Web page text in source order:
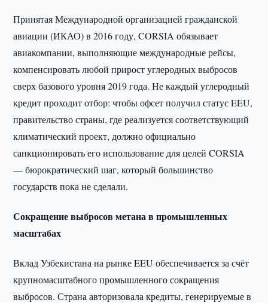
Принятая Международной организацией гражданской
авиации (ИКАО) в 2016 году, CORSIA обязывает
авиакомпании, выполняющие международные рейсы,
компенсировать любой прирост углеродных выбросов
сверх базового уровня 2019 года. Не каждый углеродный
кредит проходит отбор: чтобы офсет получил статус EEU,
правительство страны, где реализуется соответствующий
климатический проект, должно официально
санкционировать его использование для целей CORSIA
— бюрократический шаг, который большинство
государств пока не сделали.
Сокращение выбросов метана в промышленных
масштабах
Вклад Узбекистана на рынке EEU обеспечивается за счёт
крупномасштабного промышленного сокращения
выбросов. Страна авторизовала кредиты, генерируемые в